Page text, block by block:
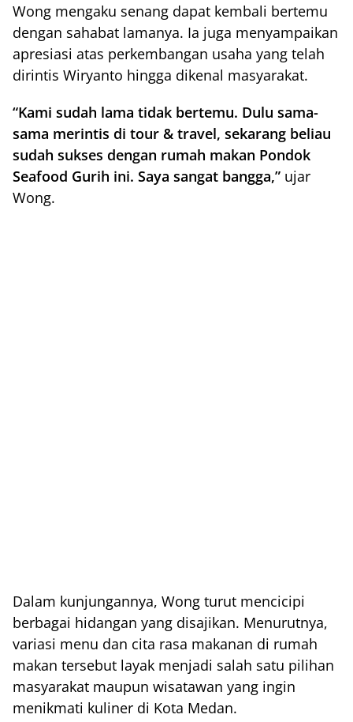
Wong mengaku senang dapat kembali bertemu
dengan sahabat lamanya. Ia juga menyampaikan
apresiasi atas perkembangan usaha yang telah
dirintis Wiryanto hingga dikenal masyarakat.
“Kami sudah lama tidak bertemu. Dulu sama-
sama merintis di tour & travel, sekarang beliau
sudah sukses dengan rumah makan Pondok
Seafood Gurih ini. Saya sangat bangga,” ujar
Wong.
Dalam kunjungannya, Wong turut mencicipi
berbagai hidangan yang disajikan. Menurutnya,
variasi menu dan cita rasa makanan di rumah
makan tersebut layak menjadi salah satu pilihan
masyarakat maupun wisatawan yang ingin
menikmati kuliner di Kota Medan.